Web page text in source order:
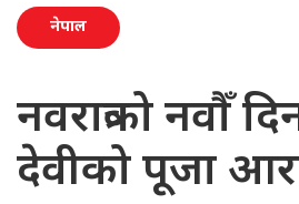
नेपाल
नवरात्रको नवौँ दिन
देवीको पूजा